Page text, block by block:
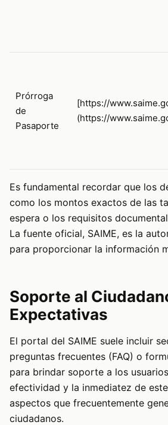
Prórroga
de
Pasaporte
[https://
(https://
Es fundamental recordar que los
como los montos exactos de las
espera o los requisitos
La fuente oficial, SAIME, es la
para proporcionar la información
Soporte al
Expectativas
El portal del SAIME suele incluir
preguntas frecuentes (FAQ) o
para brindar soporte a los
efectividad y la inmediatez de
aspectos que frecuentemente
ciudadanos.